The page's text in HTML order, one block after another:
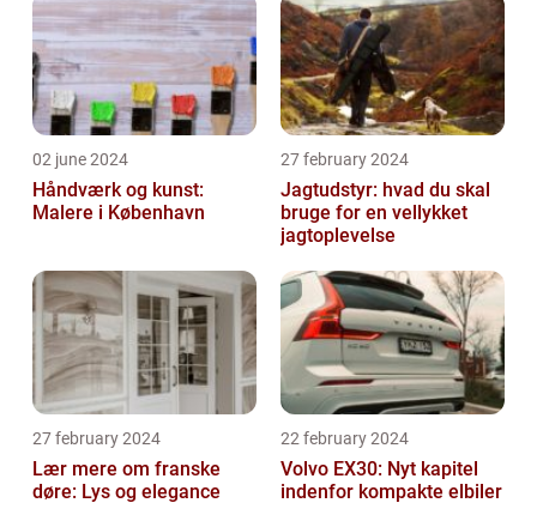
02 june 2024
Håndværk og kunst:
Malere i København
27 february 2024
Jagtudstyr: hvad du skal
bruge for en vellykket
jagtoplevelse
27 february 2024
Lær mere om franske
døre: Lys og elegance
22 february 2024
Volvo EX30: Nyt kapitel
indenfor kompakte elbiler